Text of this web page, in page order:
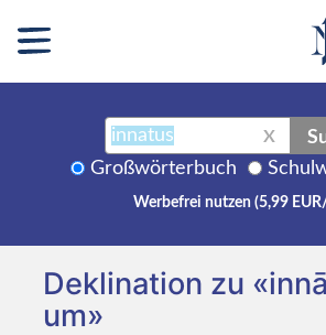
X
Großwörterbuch
Werbefrei nutzen (5,99
Deklination zu
um»